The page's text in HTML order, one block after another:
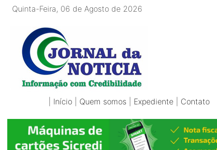
Quinta-Feira, 06 de Agosto de 2026
Início Quem somos Expediente Contato